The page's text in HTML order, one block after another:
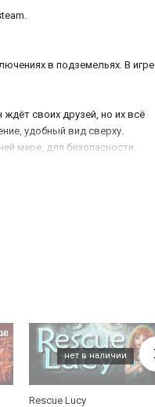
в подземельях. В игре
своих друзей, но их всё
удобный вид сверху.
мере, для безопасности.
Rescue Lucy